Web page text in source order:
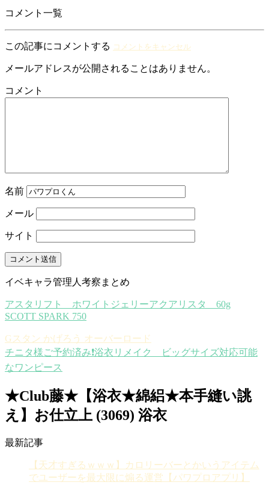
コメント一覧
この記事にコメントする コメントをキャンセル
メールアドレスが公開されることはありません。
コメント
名前
メール
サイト
イベキャラ管理人考察まとめ
アスタリフト ホワイトジェリーアクアリスタ 60g
SCOTT SPARK 750
Gスタン かげろう オーバーロード
チニタ様ご予約済み❗️浴衣リメイク ビッグサイズ対応可能
なワンピース
★Club藤★【浴衣★綿絽★本手縫い誂
え】お仕立上 (3069) 浴衣
最新記事
【天才すぎるｗｗｗ】カロリーバーとかいうアイテム
でユーザーを最大限に煽る運営【パワプロアプリ】